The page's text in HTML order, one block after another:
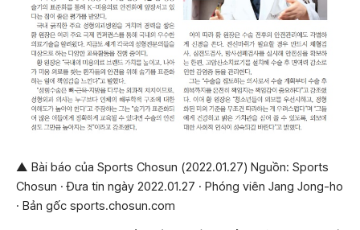
▲ Bài báo của Sports Chosun (2022.01.27) Nguồn: Sports
Chosun · Đưa tin ngày 2022.01.27 · Phóng viên Jang Jong-ho
· Bản gốc sports.chosun.com